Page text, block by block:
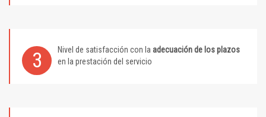
3 Nivel de satisfacción con la adecuación de los plazos
en la prestación del servicio